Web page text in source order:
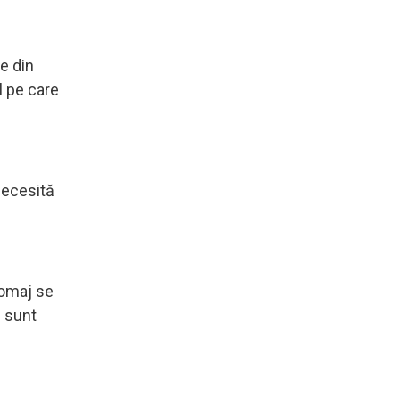
din
pe care
se
sunt